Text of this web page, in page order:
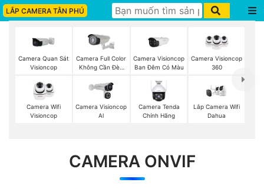
LẮP CAMERA TÂN PHÚ
Camera Quan Sát
Visioncop
Camera Full Color
Không Cần Đèn
Camera Visioncop
Ban Đêm Có Màu
Camera Visioncop
360
Camera Wifi
Visioncop
Camera Visioncop
Al
Camera Tenda
Chính Hãng
Lắp Camera Wifi
Dahua
CAMERA ONVIF